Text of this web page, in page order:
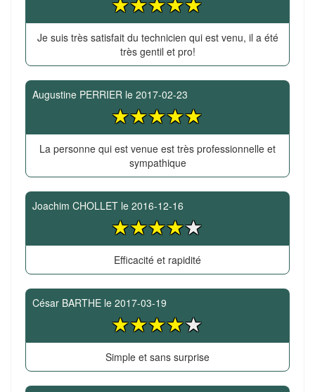
Je suis très satisfait du technicien qui est venu, il a été
très gentil et pro!
Augustine PERRIER le 2017-02-23
La personne qui est venue est très professionnelle et
sympathique
Joachim CHOLLET le 2016-12-16
Efficacité et rapidité
César BARTHE le 2017-03-19
Simple et sans surprise